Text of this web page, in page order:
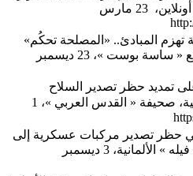
نظام السيسي بالجزائر، الخليج أونلاين، 23 مارس
تهزم المبادئ.. «المصلحة تحكُم»
صادرات الأسلحة الألمانية، موقع « ساسة بوست »، 23 ديسمبر
تمديد حظر تصدير السلاح
للسعودية رغم الضغوط الأوروبية، صحيفة « القدس العربي »، 1
حظر تصدير مركبات عسكرية إلى
السعودية، موقع « قناة دويتشه فيله » الألمانية، 3 ديسمبر